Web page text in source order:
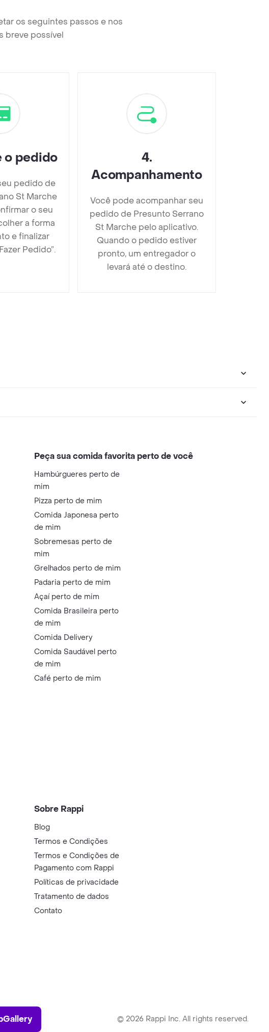
os seguintes passos e nos
breve possível
o pedido
pedido de
St Marche
o seu
a forma
e finalizar
Pedido”.
4.
Acompanhamento
Você pode acompanhar seu
pedido de Presunto Serrano
St Marche pelo aplicativo.
Quando o pedido estiver
pronto, um entregador o
levará até o destino.
Peça sua comida favorita perto de você
Hambúrgueres perto de
mim
Pizza perto de mim
Comida Japonesa perto
de mim
Sobremesas perto de
mim
Grelhados perto de mim
Padaria perto de mim
Açaí perto de mim
Comida Brasileira perto
de mim
Comida Delivery
Comida Saudável perto
de mim
Café perto de mim
Sobre Rappi
Blog
Termos e Condições
Termos e Condições de
Pagamento com Rappi
Políticas de privacidade
Tratamento de dados
Contato
AppGallery
© 2026 Rappi Inc. All rights reserved.